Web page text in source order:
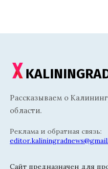
Рассказываем о
области.
Реклама и обратная связь:
Сайт предназначен для